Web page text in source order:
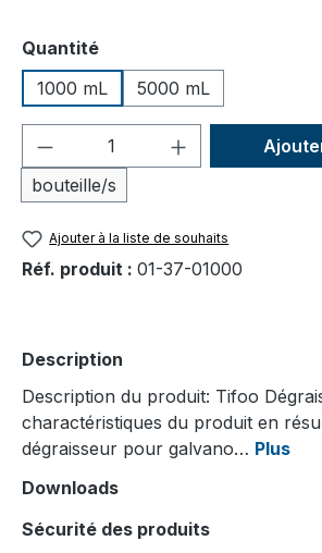
Sélectionnez
Quantité
1000 mL
5000 mL
Quantité de produit :
bouteille/s
Ajouter à la liste de souhaits
Réf. produit : 01-37-01000
Description
Description du produit: Tifoo
charactéristiques du produit en
dégraisseur pour galvano… Plus
Downloads
Sécurité des produits